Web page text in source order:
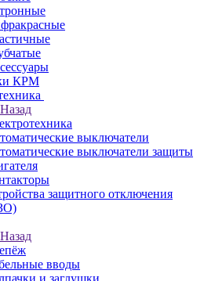
КРМ
Назад
выключатели
выключатели защиты
защитного отключения
Назад
вводы
и заглушки